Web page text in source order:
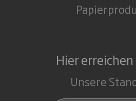
Hier erreichen
Unsere